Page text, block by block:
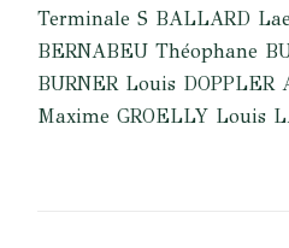
Terminale S BALLARD
BERNABEU Théophane
BURNER Louis
Maxime GROELLY Louis